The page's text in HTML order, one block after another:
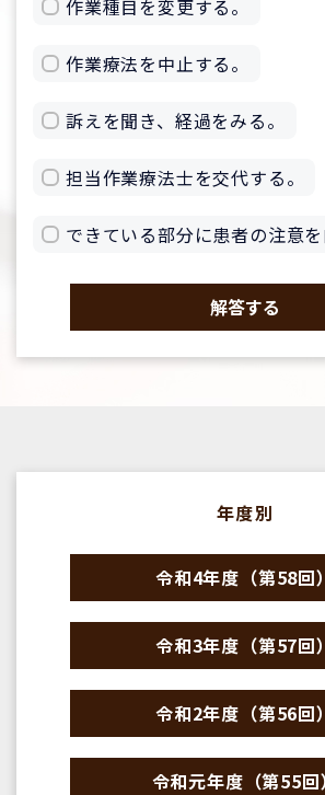
作業種目を変更する。
作業療法を中止する。
訴えを聞き、経過をみる。
担当作業療法士を交代する。
できている部分に患者の注意を
解答する
年度別
令和4年度（第58回）
令和3年度（第57回）
令和2年度（第56回）
令和元年度（第55回）